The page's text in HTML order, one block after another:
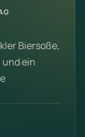
Biersoße,
ein